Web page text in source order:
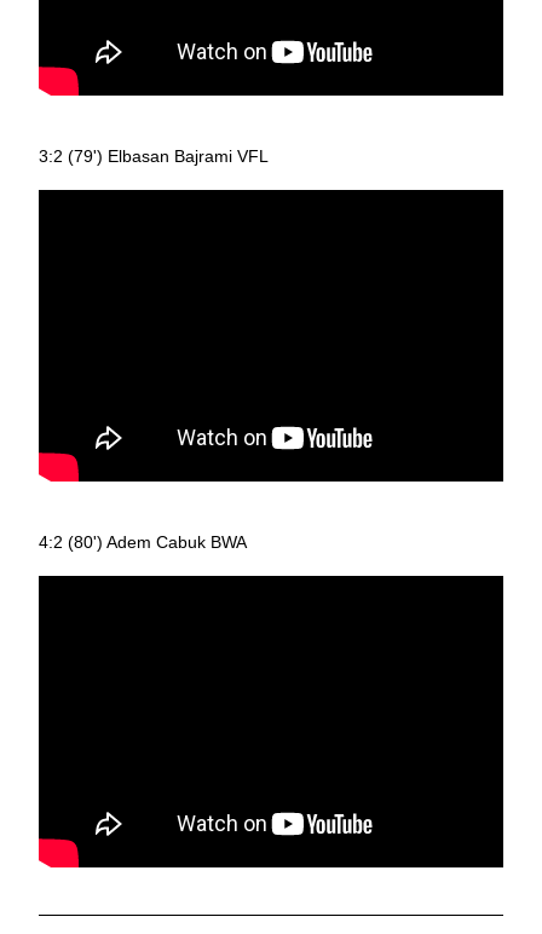
3:2 (79') Elbasan Bajrami VFL
4:2 (80') Adem Cabuk BWA